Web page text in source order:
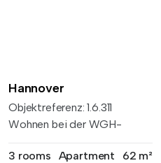
Hannover
Objektreferenz: 1.6.311
Wohnen bei der WGH-
3 rooms
Apartment 62 m²